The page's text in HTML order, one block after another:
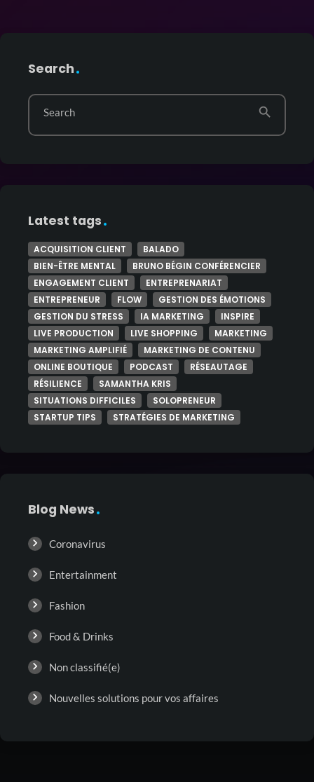
Search
Search search
Latest tags
ACQUISITION CLIENT
BALADO
BIEN-ÊTRE MENTAL
BRUNO BÉGIN CONFÉRENCIER
ENGAGEMENT CLIENT
ENTREPRENARIAT
ENTREPRENEUR
FLOW
GESTION DES ÉMOTIONS
GESTION DU STRESS
IA MARKETING
INSPIRE
LIVE PRODUCTION
LIVE SHOPPING
MARKETING
MARKETING AMPLIFIÉ
MARKETING DE CONTENU
ONLINE BOUTIQUE
PODCAST
RÉSEAUTAGE
RÉSILIENCE
SAMANTHA KRIS
SITUATIONS DIFFICILES
SOLOPRENEUR
STARTUP TIPS
STRATÉGIES DE MARKETING
Blog News
Coronavirus
Entertainment
Fashion
Food & Drinks
Non classifié(e)
Nouvelles solutions pour vos affaires